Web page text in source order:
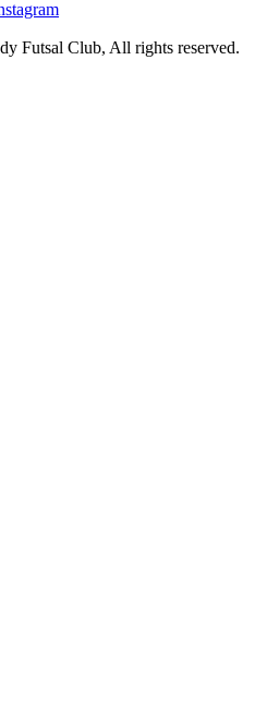
Futsal Club, All rights reserved.